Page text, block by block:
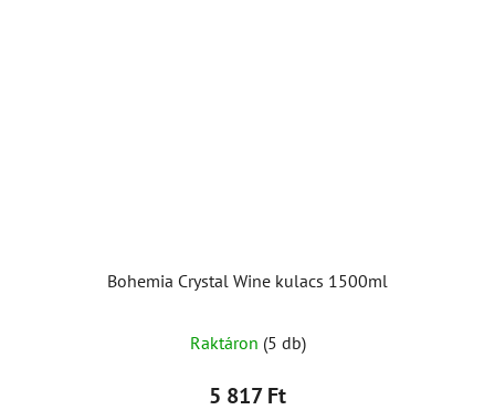
Bohemia Crystal Wine kulacs 1500ml
Raktáron (5 db)
5 817 Ft